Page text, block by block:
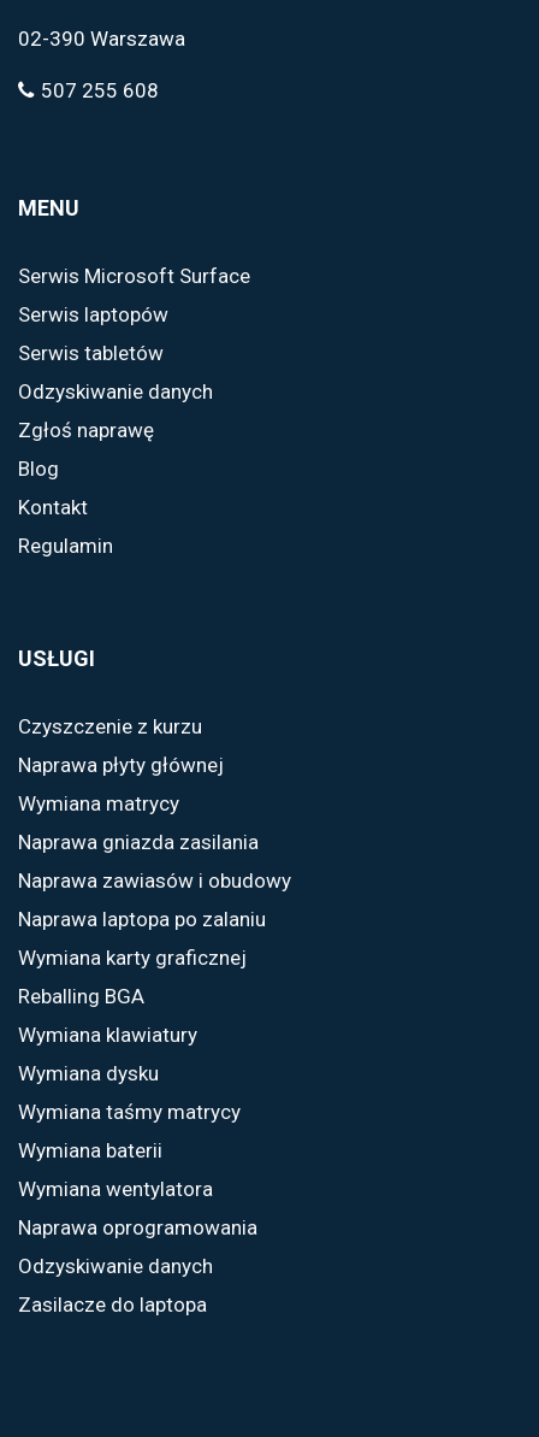
02-390 Warszawa
507 255 608
MENU
Serwis Microsoft Surface
Serwis laptopów
Serwis tabletów
Odzyskiwanie danych
Zgłoś naprawę
Blog
Kontakt
Regulamin
USŁUGI
Czyszczenie z kurzu
Naprawa płyty głównej
Wymiana matrycy
Naprawa gniazda zasilania
Naprawa zawiasów i obudowy
Naprawa laptopa po zalaniu
Wymiana karty graficznej
Reballing BGA
Wymiana klawiatury
Wymiana dysku
Wymiana taśmy matrycy
Wymiana baterii
Wymiana wentylatora
Naprawa oprogramowania
Odzyskiwanie danych
Zasilacze do laptopa